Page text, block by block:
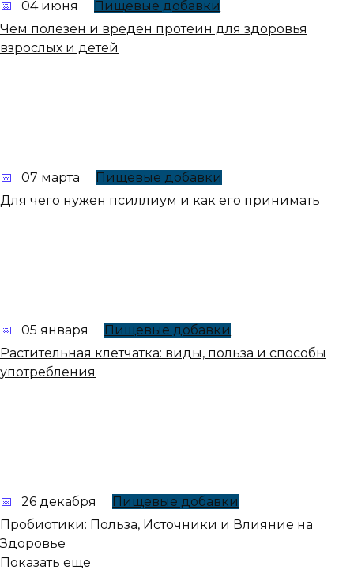
04 июня
Пищевые добавки
Чем полезен и вреден протеин для здоровья
взрослых и детей
07 марта
Пищевые добавки
Для чего нужен псиллиум и как его принимать
05 января
Пищевые добавки
Растительная клетчатка: виды, польза и способы
употребления
26 декабря
Пищевые добавки
Пробиотики: Польза, Источники и Влияние на
Здоровье
Показать еще